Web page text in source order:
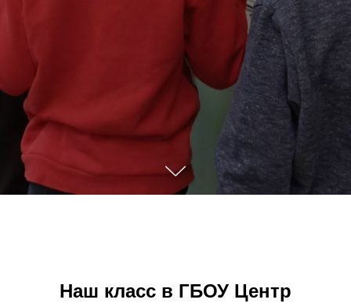
Наш класс в ГБОУ Центр